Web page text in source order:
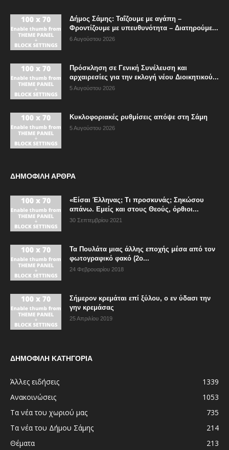
Δήμος Σάμης: Ταΐζουμε με αγάπη –
Φροντίζουμε με υπευθυνότητα – Διατηρούμε...
6 Αυγούστου 2026
Πρόσκληση σε Γενική Συνέλευση και
αρχαιρεσίες για την εκλογή νέου Διοικητικού...
5 Αυγούστου 2026
Κυκλοφοριακές ρυθμίσεις απόψε στη Σάμη
5 Αυγούστου 2026
ΔΗΜΟΦΙΛΗ ΑΡΘΡΑ
«Είσαι Έλληνας; Τι προσκυνάς; Σηκώσου
απάνω. Εμείς και στους Θεούς, όρθιοι...
30 Σεπτεμβρίου 2021
Τα Πουλάτα μιας άλλης εποχής μέσα από τον
φωτογραφικό φακό (2ο...
24 Φεβρουαρίου 2018
Σήμερον κρεμάται επί ξύλου, ο εν ύδασι την
γην κρεμάσας
25 Απριλίου 2019
ΔΗΜΟΦΙΛΗ ΚΑΤΗΓΟΡΙΑ
Άλλες ειδήσεις
1339
Ανακοινώσεις
1053
Τα νέα του χωριού μας
735
Τα νέα του Δήμου Σάμης
214
Θέματα
213